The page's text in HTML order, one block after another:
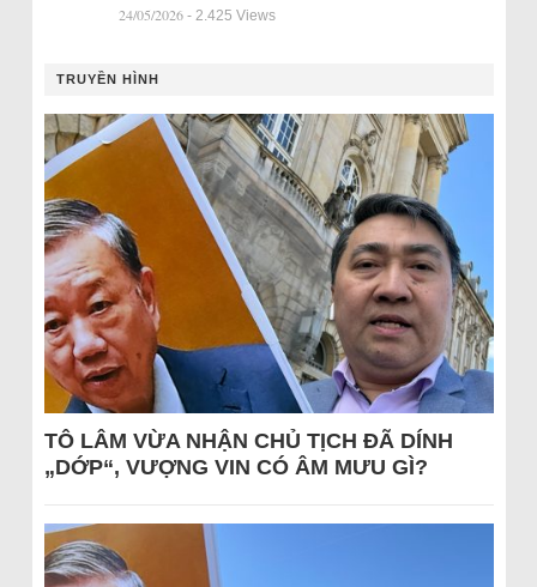
24/05/2026 - 2.425 Views
TRUYỀN HÌNH
TÔ LÂM VỪA NHẬN CHỦ TỊCH ĐÃ DÍNH
„DỚP“, VƯỢNG VIN CÓ ÂM MƯU GÌ?